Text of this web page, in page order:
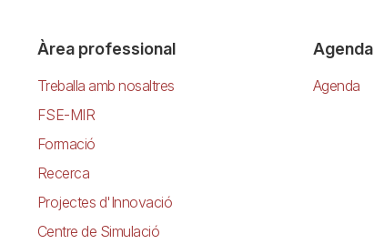
Àrea professional
Treballa amb nosaltres
FSE-MIR
Formació
Recerca
Projectes d'Innovació
Centre de Simulació
Agenda
Agenda